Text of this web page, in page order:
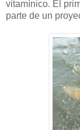
vitamínico. El
parte de un